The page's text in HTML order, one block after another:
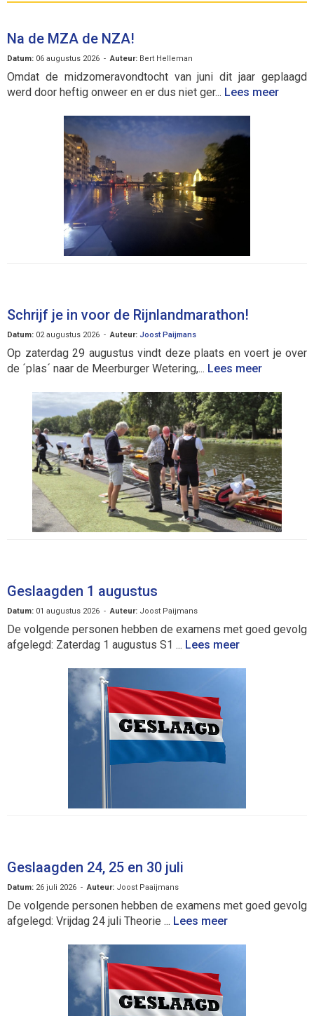
Na de MZA de NZA!
Datum: 06 augustus 2026 -Auteur: Bert Helleman
Omdat de midzomeravondtocht van juni dit jaar geplaagd
werd door heftig onweer en er dus niet ger... Lees meer
Schrijf je in voor de Rijnlandmarathon!
Datum: 02 augustus 2026 -Auteur: Joost Paijmans
Op zaterdag 29 augustus vindt deze plaats en voert je over
de ´plas´ naar de Meerburger Wetering,... Lees meer
Geslaagden 1 augustus
Datum: 01 augustus 2026 -Auteur: Joost Paijmans
De volgende personen hebben de examens met goed gevolg
afgelegd: Zaterdag 1 augustus S1 ... Lees meer
Geslaagden 24, 25 en 30 juli
Datum: 26 juli 2026 -Auteur: Joost Paaijmans
De volgende personen hebben de examens met goed gevolg
afgelegd: Vrijdag 24 juli Theorie ... Lees meer